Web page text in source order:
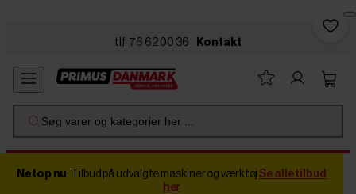
tlf. 76 62 00 36 Kontakt
Søg varer og kategorier her ...
Netop nu: Tilbud på udvalgte maskiner og værktøj Se alle tilbud
her